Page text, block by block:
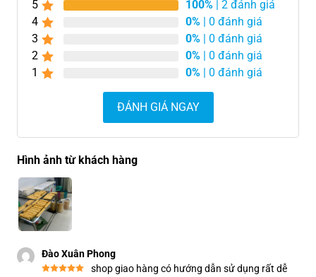
5 100% | 2 đánh giá
4
0% | 0 đánh giá
3
0% | 0 đánh giá
2
0% | 0 đánh giá
1
0% | 0 đánh giá
ĐÁNH GIÁ NGAY
Hình ảnh từ khách hàng
Đào Xuân Phong
shop giao hàng có hướng dẫn sử dụng rất dễ